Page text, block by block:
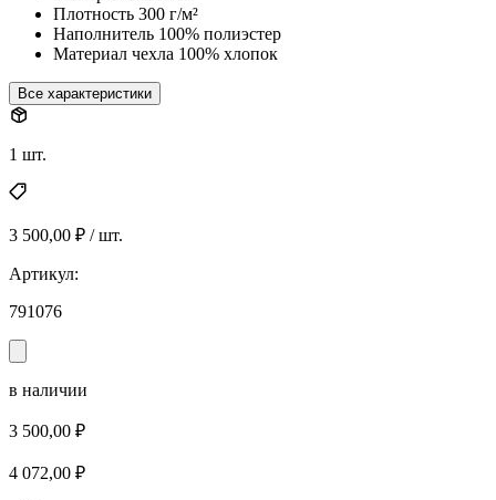
Плотность 300 г/м²
Наполнитель 100% полиэстер
Материал чехла 100% хлопок
Все характеристики
1 шт.
3 500,00 ₽ / шт.
Артикул:
791076
в наличии
3 500,00 ₽
4 072,00 ₽